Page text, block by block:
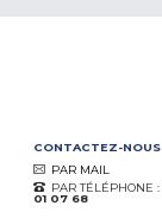
CONTACTEZ-NOUS
PAR MAIL
PAR TÉLÉPHONE :
01 07 68